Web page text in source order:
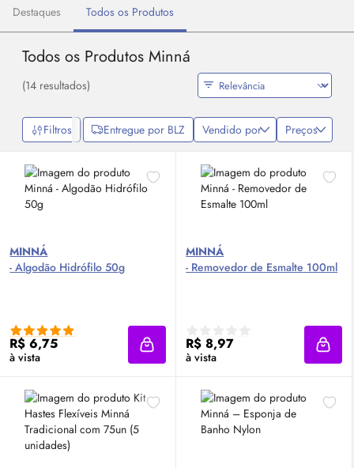
Destaques Todos os Produtos
Todos os Produtos Minná
(14 resultados)
Filtros Entregue por BLZ Vendido por Preços
MINNÁ
- Algodão Hidrófilo 50g
R$ 6,75
à vista Adicionar à sacola
MINNÁ
- Removedor de Esmalte 100ml
R$ 8,97
à vista